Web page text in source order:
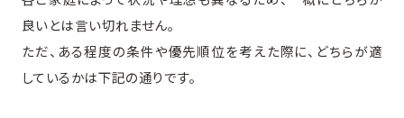
良いとは言い切れません。
ただ、ある程度の条件や優先順位を考えた際に、どちらが適
しているかは下記の通りです。